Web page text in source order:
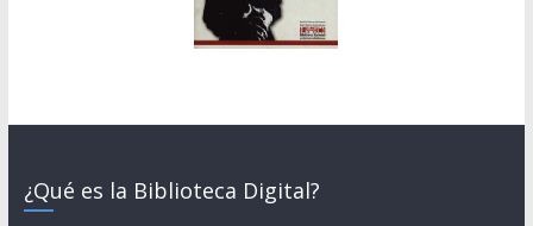
¿Qué es la Biblioteca Digital?